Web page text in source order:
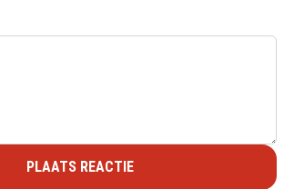
PLAATS REACTIE